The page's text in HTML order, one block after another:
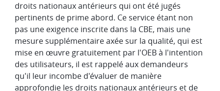
droits nationaux antérieurs qui ont été jugés
pertinents de prime abord. Ce service étant non
pas une exigence inscrite dans la CBE, mais une
mesure supplémentaire axée sur la qualité, qui est
mise en œuvre gratuitement par l'OEB à l'intention
des utilisateurs, il est rappelé aux demandeurs
qu'il leur incombe d'évaluer de manière
approfondie les droits nationaux antérieurs et de